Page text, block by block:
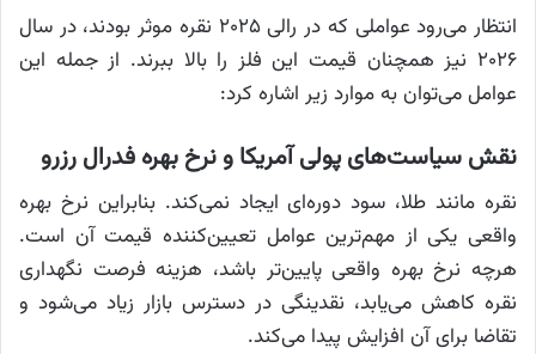
انتظار می‌رود عواملی که در رالی ۲۰۲۵ نقره موثر بودند، در سال
۲۰۲۶ نیز همچنان قیمت این فلز را بالا ببرند. از جمله این
عوامل می‌توان به موارد زیر اشاره کرد:
نقش سیاست‌های پولی آمریکا و نرخ بهره فدرال رزرو
نقره مانند طلا، سود دوره‌ای ایجاد نمی‌کند. بنابراین نرخ بهره
واقعی یکی از مهم‌ترین عوامل تعیین‌کننده قیمت آن است.
هرچه نرخ بهره واقعی پایین‌تر باشد، هزینه فرصت نگهداری
نقره کاهش می‌یابد، نقدینگی در دسترس بازار زیاد می‌شود و
تقاضا برای آن افزایش پیدا می‌کند.